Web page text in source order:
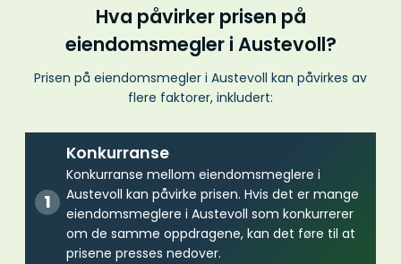
Hva påvirker prisen på
eiendomsmegler i Austevoll?
Prisen på eiendomsmegler i Austevoll kan påvirkes av
flere faktorer, inkludert:
Konkurranse
Konkurranse mellom eiendomsmeglere i
Austevoll kan påvirke prisen. Hvis det er mange
eiendomsmeglere i Austevoll som konkurrerer
om de samme oppdragene, kan det føre til at
prisene presses nedover.